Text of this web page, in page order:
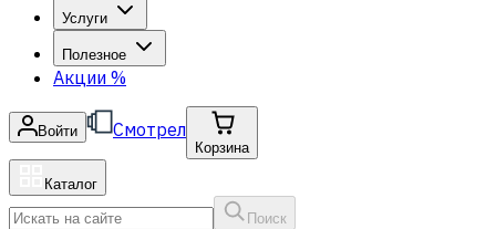
Услуги
Полезное
Акции %
Войти Смотрел
Корзина
Каталог
Поиск